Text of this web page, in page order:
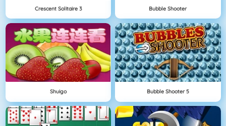
Crescent Solitaire 3 Bubble Shooter
Shuigo Bubble Shooter 5